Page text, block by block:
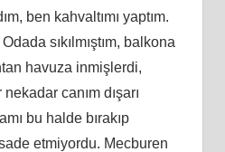
ben kahvaltımı yaptım.
sıkılmıştım, balkona
havuza inmişlerdi,
nekadar canım dışarı
bu halde bırakıp
etmiyordu. Mecburen